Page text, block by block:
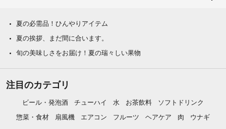
夏の必需品！ひんやりアイテム
夏の挨拶、まだ間に合います。
旬の美味しさをお届け！夏の瑞々しい果物
注目のカテゴリ
ビール・発泡酒 チューハイ 水 お茶飲料
ソフトドリンク
惣菜・食材
扇風機 エアコン フルーツ ヘアケア 肉 ウナギ